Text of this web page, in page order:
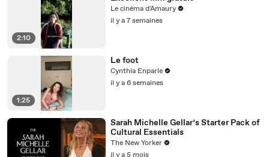
2:10
Le cinéma d'Amaury
il y a 7 semaines
1:25
Le foot
Cynthia Enparle
il y a 6 semaines
Sarah Michelle Gellar’s Starter Pack of
Cultural Essentials
The New Yorker